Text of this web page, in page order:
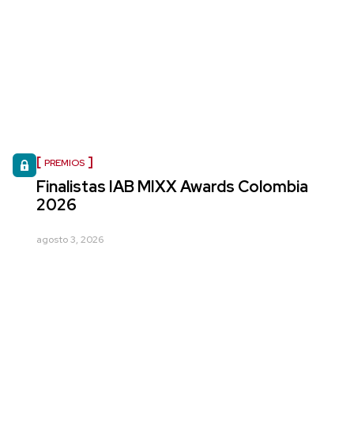
PREMIOS
Finalistas IAB MIXX Awards Colombia
2026
agosto 3, 2026